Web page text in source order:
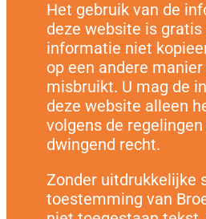
Het gebruik van de
deze website is gratis
informatie niet
op een andere
misbruikt. U mag de
deze website alleen
volgens de
dwingend recht.
Zonder uitdrukkelijke
toestemming van